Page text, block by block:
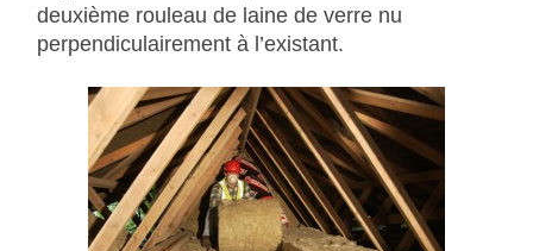
deuxième rouleau de laine de verre nu
perpendiculairement à l’existant.